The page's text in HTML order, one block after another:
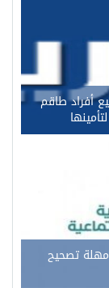
أفراد طاقم
مهلة تصحيح